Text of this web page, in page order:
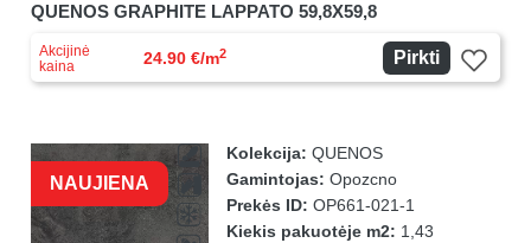
QUENOS GRAPHITE LAPPATO 59,8X59,8
Akcijinė
kaina
24.90 €/m2 Pirkti
NAUJIENA
Kolekcija: QUENOS
Gamintojas: Opozcno
Prekės ID: OP661-021-1
Kiekis pakuotėje m2: 1,43